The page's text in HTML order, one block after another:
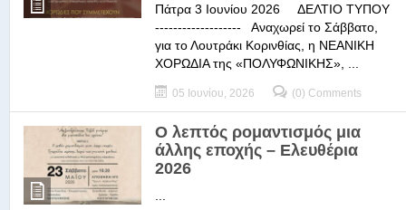
Πάτρα 3 Ιουνίου 2026 ΔΕΛΤΙΟ ΤΥΠΟΥ
------------------- Αναχωρεί το Σάββατο,
για το Λουτράκι Κορινθίας, η ΝΕΑΝΙΚΗ
ΧΟΡΩΔΙΑ της «ΠΟΛΥΦΩΝΙΚΗΣ», ...
05 Ιουνίου, 2026 (0) Comments
Ο λεπτός ρομαντισμός μια
άλλης εποχής – Ελευθέρια
2026